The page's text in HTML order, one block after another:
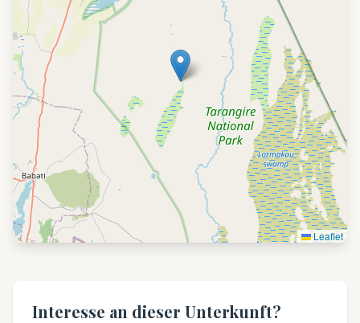
Leaflet
Interesse an dieser Unterkunft?